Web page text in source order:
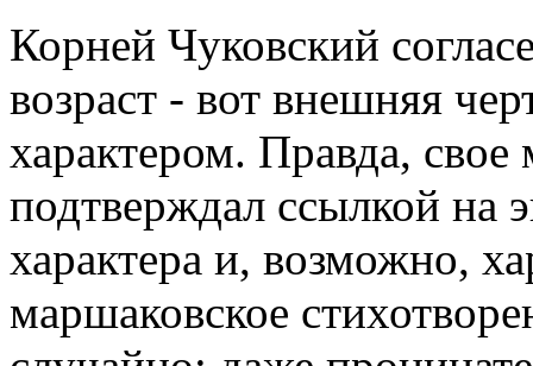
Корней Чуковский
возраст - вот внешняя
характером. Правда,
подтверждал ссылкой на
характера и, возможно,
маршаковское